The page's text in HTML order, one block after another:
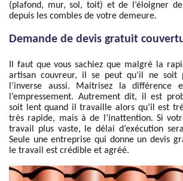
(plafond, mur, sol, toit) et de l’éloigner
depuis les combles de votre demeure.
Demande de devis gratuit
Il faut que vous sachiez que malgré la
artisan couvreur, il se peut qu’il ne soit
l’inverse aussi. Maitrisez la différence
l’empressement. Autrement dit, il est
soit lent quand il travaille alors qu’il est
très rapide, mais à de l’inattention. Si
travail plus vaste, le délai d’exécution
Seule une entreprise qui donne un devis
le travail est crédible et agréé.